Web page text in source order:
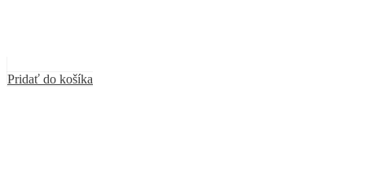
Pridať do košíka